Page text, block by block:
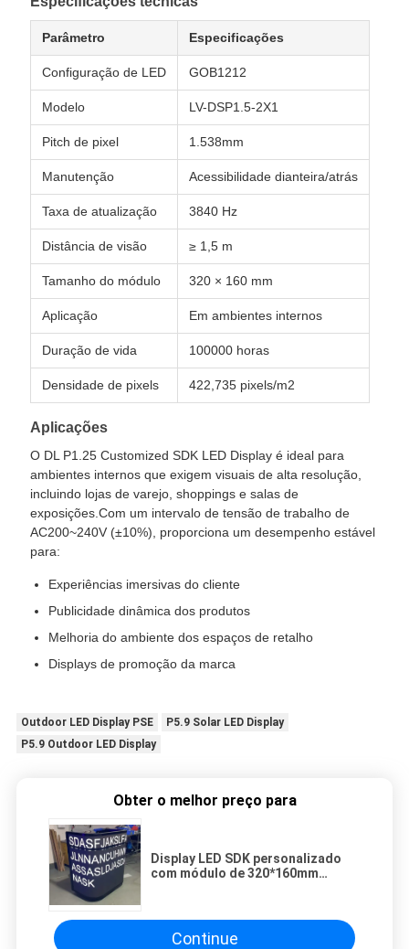
Parâmetro Especificações
Configuração de LED GOB1212
Modelo LV-DSP1.5-2X1
Pitch de pixel 1.538mm
Manutenção Acessibilidade dianteira/atrás
Taxa de atualização 3840 Hz
Distância de visão ≥ 1,5 m
Tamanho do módulo 320 × 160 mm
Aplicação Em ambientes internos
Duração de vida 100000 horas
Densidade de pixels 422,735 pixels/m2
Aplicações
O DL P1.25 Customized SDK LED Display é ideal para
ambientes internos que exigem visuais de alta resolução,
incluindo lojas de varejo, shoppings e salas de
exposições.Com um intervalo de tensão de trabalho de
AC200~240V (±10%), proporciona um desempenho estável
para:
Experiências imersivas do cliente
Publicidade dinâmica dos produtos
Melhoria do ambiente dos espaços de retalho
Displays de promoção da marca
Outdoor LED Display PSE
P5.9 Solar LED Display
P5.9 Outdoor LED Display
Obter o melhor preço para
Display LED SDK personalizado
com módulo de 320*160mm
Y:120°
Continue